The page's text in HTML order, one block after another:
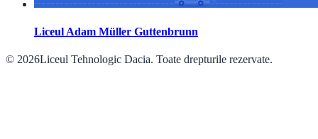
Liceul Adam Müller Guttenbrunn
© 2026Liceul Tehnologic Dacia. Toate drepturile rezervate.